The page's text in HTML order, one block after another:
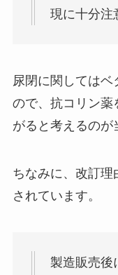
現に十分注
尿閉に関しては
ので、抗コリン薬
がると考えるのが
ちなみに、改訂理
されています。
製造販売後